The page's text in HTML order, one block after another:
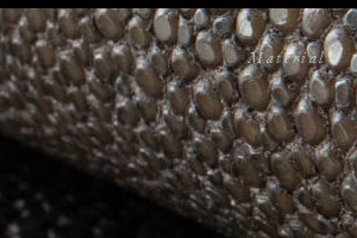
Material